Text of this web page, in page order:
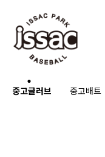
중고글러브 중고배트